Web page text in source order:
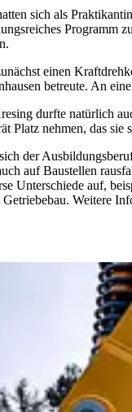
sich als
Programm
einen
betreute. An
durfte natürlich
Platz nehmen, das
der
auf Baustellen
Unterschiede auf,
Getriebebau. Weitere